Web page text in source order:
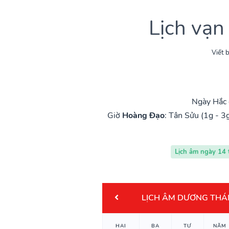
Lịch
Viết
Ngày
Giờ Hoàng Đạo: Tân Sửu (1g -
Lịch âm ngày
LỊCH ÂM DƯƠNG
HAI BA TƯ NĂM